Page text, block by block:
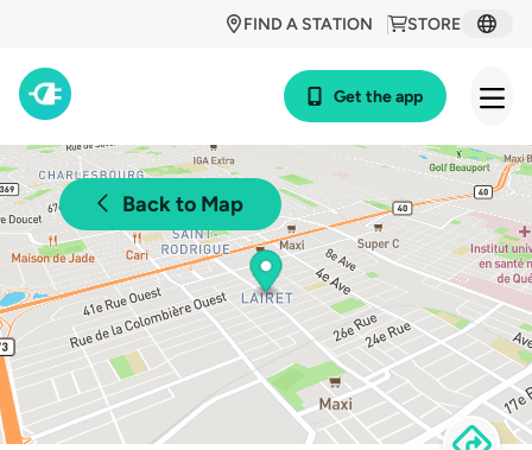
STORE
FIND A STATION
Get the app
Back to Map